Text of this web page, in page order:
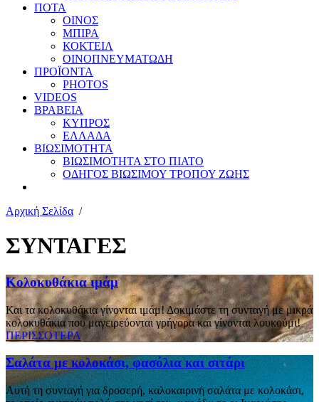
ΠΟΤΑ
ΟΙΝΟΣ
ΜΠΙΡΑ
ΚΟΚΤΕΙΛ
ΟΙΝΟΠΝΕΥΜΑΤΩΔΗ
ΠΡΟΪΟΝΤΑ
PHOTOS
VIDEOS
ΒΡΑΒΕΙΑ
ΚΥΠΡΟΣ
ΕΛΛΑΔΑ
ΒΙΩΣΙΜΟΤΗΤΑ
ΒΙΩΣΙΜΟΤΗΤΑ ΣΤΟ ΠΙΑΤΟ
ΟΔΗΓΟΣ ΒΙΩΣΙΜΟΥ ΤΡΟΠΟΥ ΖΩΗΣ
Αρχική Σελίδα /
ΣΥΝΤΑΓΕΣ
Κολοκυθάκια ιμάμ
Και τα κολοκυθάκια γίνονται ιμάμ! Δοκιμάστε τη συνταγή με μικρά
κολοκυθάκια που μαγειρεύονται γρήγορα και γίνονται λουκούμι!
ΠΕΡΙΣΣΟΤΕΡΑ
Σαλάτα με κολοκάσι, φασόλια και σιτάρι
Αυτή τη συνταγή για δροσερή, καλοκαιρινή σαλάτα με κολοκάσι,